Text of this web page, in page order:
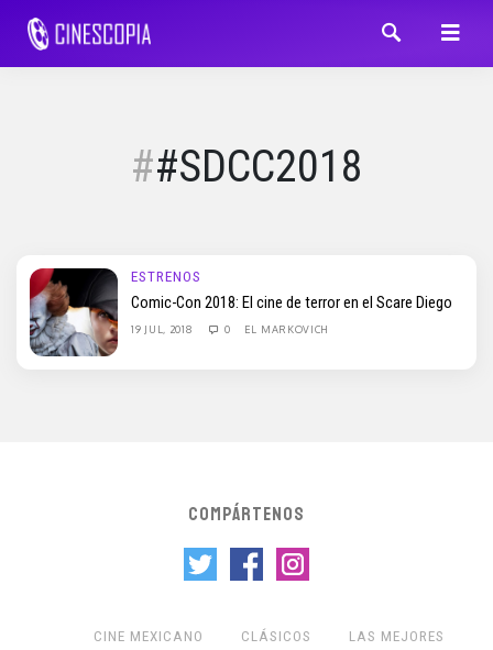
#SDCC2018
ESTRENOS
Comic-Con 2018: El cine de terror en el Scare Diego
19 JUL, 2018 0 EL MARKOVICH
COMPÁRTENOS
CINE MEXICANO CLÁSICOS
LAS MEJORES